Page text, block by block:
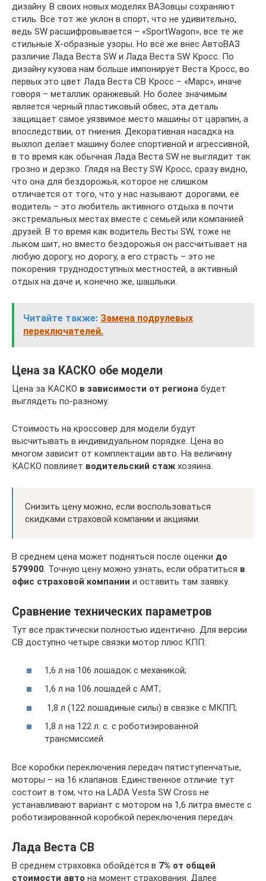
дизайну. В своих новых моделях ВАЗовцы сохраняют
стиль. Все тот же уклон в спорт, что не удивительно,
ведь SW расшифровывается – «SportWagon», все те же
стильные Х-образные узоры. Но всё же внес АвтоВАЗ
различие Лада Веста SW и Лада Веста SW Кросс. По
дизайну кузова нам больше импонирует Веста Кросс, во
первых это цвет Лада Веста СВ Кросс – «Марс», иначе
говоря – металлик оранжевый. Но более значимым
является черный пластиковый обвес, эта деталь
защищает самое уязвимое место машины от царапин, а
впоследствии, от гниения. Декоративная насадка на
выхлоп делает машину более спортивной и агрессивной,
в то время как обычная Лада Веста SW не выглядит так
грозно и дерзко. Глядя на Весту SW Кросс, сразу видно,
что она для бездорожья, которое не слишком
отличается от того, что у нас называют дорогами, её
водитель – это любитель активного отдыха в почти
экстремальных местах вместе с семьей или компанией
друзей. В то время как водитель Весты SW, тоже не
лыком шит, но вместо бездорожья он рассчитывает на
любую дорогу, но дорогу, а его страсть – это не
покорения труднодоступных местностей, а активный
отдых на даче и, конечно же, шашлыки.
Читайте также: Замена подрулевых
переключателей.
Цена за КАСКО обе модели
Цена за КАСКО в зависимости от региона будет
выглядеть по-разному.
Стоимость на кроссовер для модели будут
высчитывать в индивидуальном порядке. Цена во
многом зависит от комплектации авто. На величину
КАСКО повлияет водительский стаж хозяина.
Снизить цену можно, если воспользоваться
скидками страховой компании и акциями.
В среднем цена может подняться после оценки до
579900. Точную цену можно узнать, если обратиться в
офис страховой компании и оставить там заявку.
Сравнение технических параметров
Тут все практически полностью идентично. Для версии
СВ доступно четыре связки мотор плюс КПП:
1,6 л на 106 лошадок с механикой;
1,6 л на 106 лошадей с АМТ;
1,8 л (122 лошадиные силы) в связке с МКПП;
1,8 л на 122 л. с. с роботизированной
трансмиссией.
Все коробки переключения передач пятиступенчатые,
моторы – на 16 клапанов. Единственное отличие тут
состоит в том, что на LADA Vesta SW Cross не
устанавливают вариант с мотором на 1,6 литра вместе с
роботизированной коробкой переключения передач.
Лада Веста СВ
В среднем страховка обойдётся в 7% от общей
стоимости авто на момент страхования. Далее